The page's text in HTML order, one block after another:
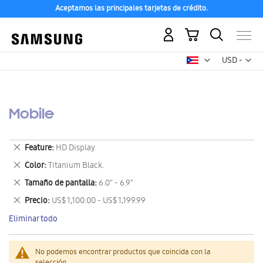
Aceptamos las principales tarjetas de crédito.
USD -
dólar
Mi carrito
Mobile
No podemos encontrar productos que coincida con la
Feature HD Display
Eliminar
este
artículo
Color Titanium Black.
Eliminar
este
artículo
Tamaño de pantalla 6.0" - 6.9"
Eliminar
este
artículo
Precio US$ 1,100.00 - US$ 1,199.99
Eliminar
este
artículo
Eliminar todo